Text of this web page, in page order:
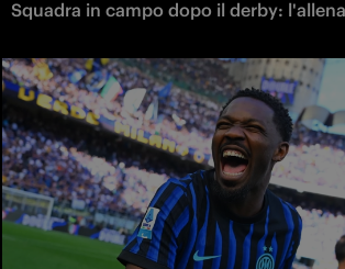
Squadra in campo dopo il derby: